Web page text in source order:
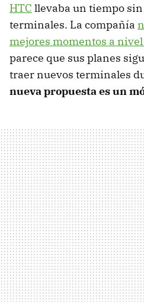
HTC llevaba un tiempo
terminales. La compañía
mejores momentos a
parece que sus planes
traer nuevos terminales
nueva propuesta es un